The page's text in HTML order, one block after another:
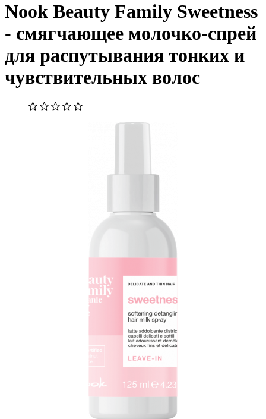
Nook Beauty Family Sweetness
- смягчающее молочко-спрей
для распутывания тонких и
чувствительных волос